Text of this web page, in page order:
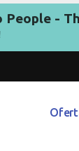
People -